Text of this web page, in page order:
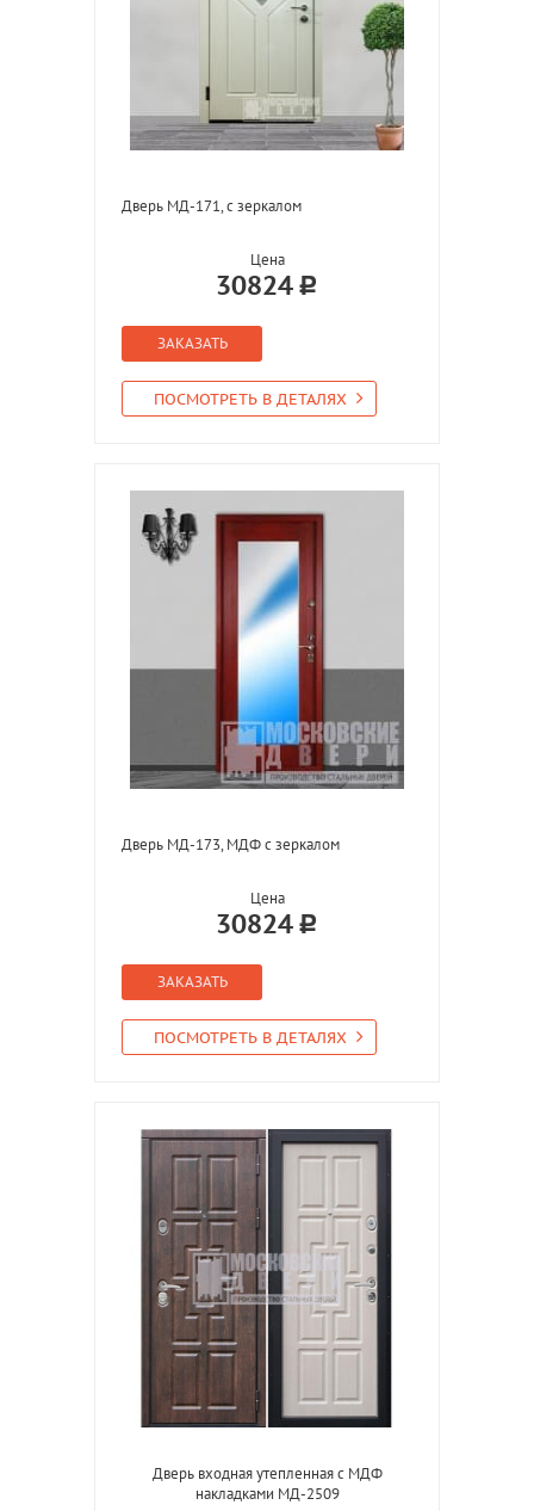
Дверь МД-171, с зеркалом
Цена
30824
ЗАКАЗАТЬ
ПОСМОТРЕТЬ В ДЕТАЛЯХ
Дверь МД-173, МДФ с зеркалом
Цена
30824
ЗАКАЗАТЬ
ПОСМОТРЕТЬ В ДЕТАЛЯХ
Дверь входная утепленная с МДФ
накладками МД-2509